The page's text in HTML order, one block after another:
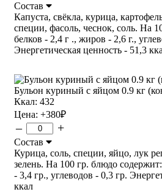
Состав
Капуста, свёкла, курица,
специи, фасоль, чеснок, соль. На
белков - 2,4 г ., жиров - 2,6 г.,
Энергетическая ценность - 51,3
Бульон куриный с яйцом 0.9 кг
Ккал: 432
Цена: +380₽
– +
Состав
Курица, соль, специи, яйцо, лук
зелень. На 100 гр. блюдо
- 3,4 гр., углеводов - 0,3 гр.
ккал